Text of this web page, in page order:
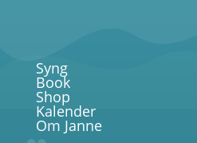
Syng
Book
Shop
Kalender
Om Janne